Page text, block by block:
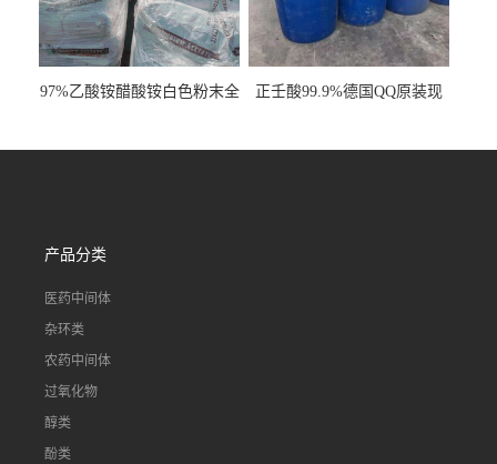
97%乙酸铵醋酸铵白色粉末全
正壬酸99.9%德国QQ原装现
产品分类
医药中间体
杂环类
农药中间体
过氧化物
醇类
酚类